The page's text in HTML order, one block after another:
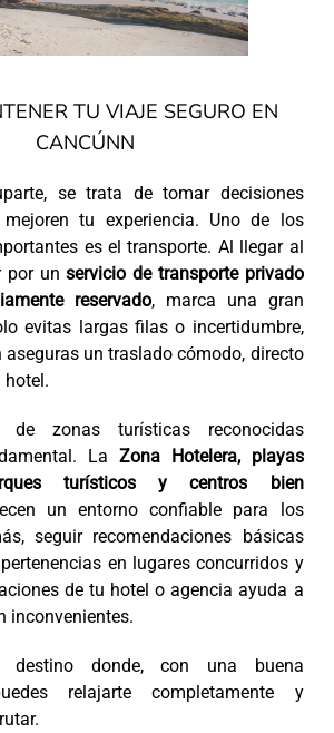
TU VIAJE SEGURO EN
CANCÚNN
se trata de tomar decisiones
mejoren tu experiencia. Uno de los
es el transporte. Al llegar al
por unservicio de transporte privado
reservado, marca una gran
evitas largas filas o incertidumbre,
un traslado cómodo, directo
hotel.
de zonas turísticas reconocidas
La Zona Hotelera, playas
turísticos y centros bien
un entorno confiable para los
seguir recomendaciones básicas
en lugares concurridos y
de tu hotel o agencia ayuda a
inconvenientes.
destino donde, con una buena
relajarte completamente y